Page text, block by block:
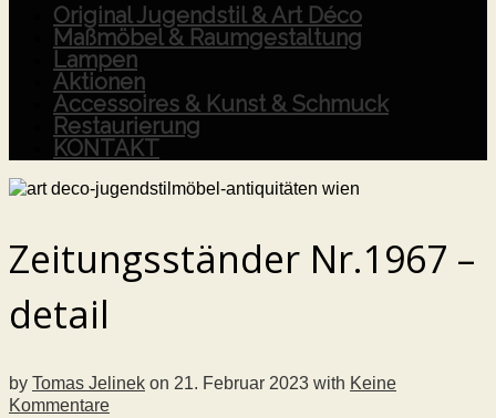
Original Jugendstil & Art Déco
Maßmöbel & Raumgestaltung
Lampen
Aktionen
Accessoires & Kunst & Schmuck
Restaurierung
KONTAKT
Zeitungsständer Nr.1967 –
detail
by Tomas Jelinek on 21. Februar 2023 with Keine
Kommentare